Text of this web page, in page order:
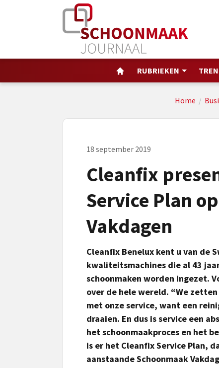
RUBRIEKEN
Home /
18 september 2019
Cleanfix
Service Plan
Vakdagen
Cleanfix Benelux kent u van de
kwaliteitsmachines die al 43
schoonmaken worden ingezet.
over de hele wereld. “We
met onze service, want een
draaien. En dus is service een
het schoonmaakproces en het
is er het Cleanfix Service Plan,
aanstaande Schoonmaak